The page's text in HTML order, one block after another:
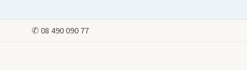
✆ 08 490 090 77